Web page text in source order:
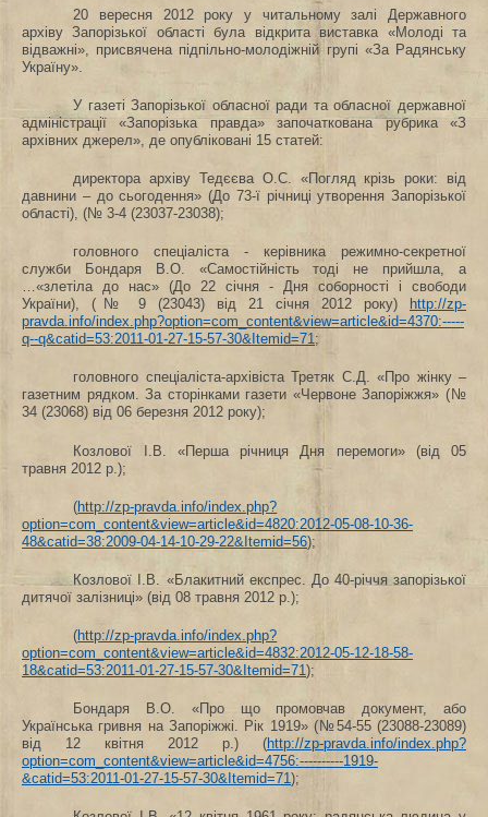
20 вересня 2012 року у читальному залі Державного
архіву Запорізької області була відкрита виставка «Молоді та
відважні», присвячена підпільно-молодіжній групі «За Радянську
Україну».
У газеті Запорізької обласної ради та обласної державної
адміністрації «Запорізька правда» започаткована рубрика «З
архівних джерел», де опубліковані 15 статей:
директора архіву Тедєєва О.С. «Погляд крізь роки: від
давнини – до сьогодення» (До 73-ї річниці утворення Запорізької
області), (№ 3-4 (23037-23038);
головного спеціаліста - керівника режимно-секретної
служби Бондаря В.О. «Самостійність тоді не прийшла, а
…«злетіла до нас» (До 22 січня - Дня соборності і свободи
України), (№ 9 (23043) від 21 січня 2012 року)
http://zp-
pravda.info/index.php?option=com_content&view=article&id=4370:-----
q--q&catid=53:2011-01-27-15-57-30&Itemid=71;
головного спеціаліста-архівіста Третяк С.Д. «Про жінку –
газетним рядком. За сторінками газети «Червоне Запоріжжя» (№
34 (23068) від 06 березня 2012 року);
Козлової І.В. «Перша річниця Дня перемоги» (від 05
травня 2012 р.);
(http://zp-pravda.info/index.php?
option=com_content&view=article&id=4820:2012-05-08-10-36-
48&catid=38:2009-04-14-10-29-22&Itemid=56);
Козлової І.В. «Блакитний експрес. До 40-річчя запорізької
дитячої залізниці» (від 08 травня 2012 р.);
(http://zp-pravda.info/index.php?
option=com_content&view=article&id=4832:2012-05-12-18-58-
18&catid=53:2011-01-27-15-57-30&Itemid=71);
Бондаря В.О. «Про що промовчав документ, або
Українська гривня на Запоріжжі. Рік 1919» (№54-55 (23088-23089)
від 12 квітня 2012 р.) (http://zp-pravda.info/index.php?
option=com_content&view=article&id=4756:----------1919-
&catid=53:2011-01-27-15-57-30&Itemid=71);